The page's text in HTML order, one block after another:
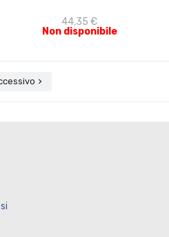
44,35 €
Non disponibile
